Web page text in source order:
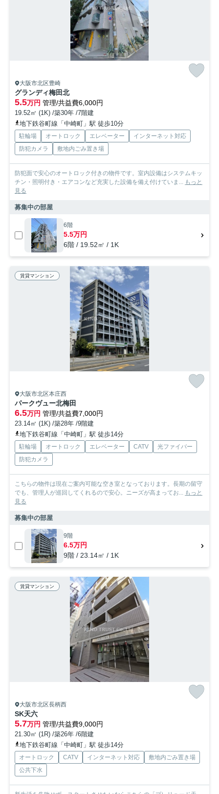
大阪市北区豊崎
グランディ梅田北
5.5万円 管理/共益費6,000円
19.52㎡ (1K) /築30年 /7階建
地下鉄谷町線「中崎町」駅 徒歩10分
駐輪場 オートロック エレベーター
インターネット対応
防犯カメラ
敷地内ごみ置き場
防犯面で安心のオートロック付きの物件です。室内設備はシステムキッ
チン・照明付き・エアコンなど充実した設備を備え付けていま... もっと
見る
募集中の部屋
6階
5.5万円
6階 / 19.52㎡ / 1K
賃貸マンション
大阪市北区本庄西
パークヴュー北梅田
6.5万円 管理/共益費7,000円
23.14㎡ (1K) /築28年 /9階建
地下鉄谷町線「中崎町」駅 徒歩14分
駐輪場 オートロック エレベーター CATV
光ファイバー
防犯カメラ
こちらの物件は現在ご案内可能な空き室となっております。長期の留守
でも、管理人が巡回してくれるので安心。ニーズが高まってお... もっと
見る
募集中の部屋
9階
6.5万円
9階 / 23.14㎡ / 1K
賃貸マンション
大阪市北区長柄西
SK天六
5.7万円 管理/共益費9,000円
21.30㎡ (1R) /築26年 /6階建
地下鉄谷町線「中崎町」駅 徒歩14分
オートロック CATV インターネット対応
敷地内ごみ置き場
公共下水